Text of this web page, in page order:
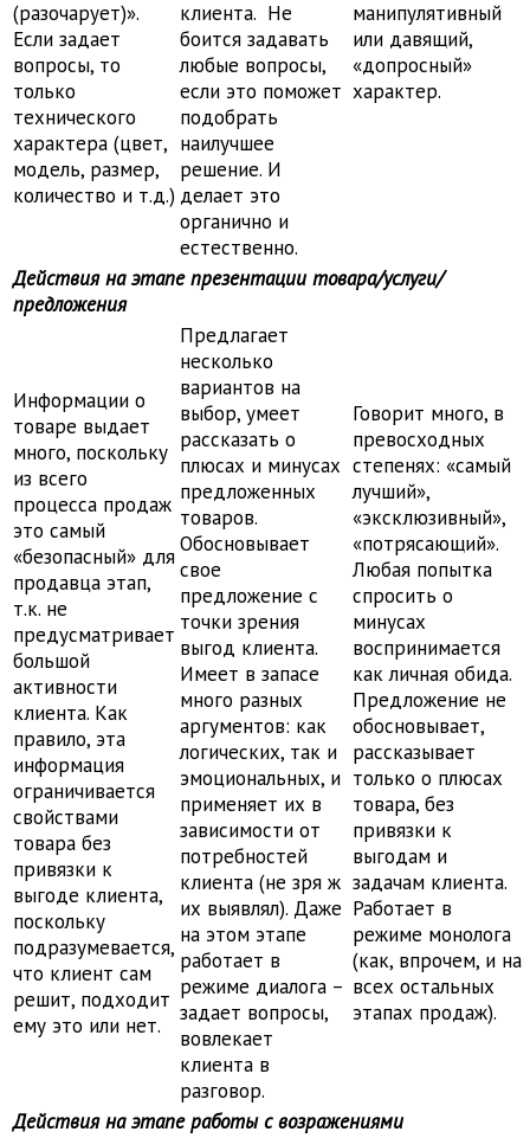
(разочарует)».
Если задает
вопросы, то
только
технического
характера (цвет,
модель, размер,
количество и т.д.)
клиента. Не
боится задавать
любые вопросы,
если это поможет
подобрать
наилучшее
решение. И
делает это
органично и
естественно.
манипулятивный
или давящий,
«допросный»
характер.
Действия на этапе презентации товара/услуги/
предложения
Информации о
товаре выдает
много, поскольку
из всего
процесса продаж
это самый
«безопасный» для
продавца этап,
т.к. не
предусматривает
большой
активности
клиента. Как
правило, эта
информация
ограничивается
свойствами
товара без
привязки к
выгоде клиента,
поскольку
подразумевается,
что клиент сам
решит, подходит
ему это или нет.
Предлагает
несколько
вариантов на
выбор, умеет
рассказать о
плюсах и минусах
предложенных
товаров.
Обосновывает
свое
предложение с
точки зрения
выгод клиента.
Имеет в запасе
много разных
аргументов: как
логических, так и
эмоциональных, и
применяет их в
зависимости от
потребностей
клиента (не зря ж
их выявлял). Даже
на этом этапе
работает в
режиме диалога –
задает вопросы,
вовлекает
клиента в
разговор.
Говорит много, в
превосходных
степенях: «самый
лучший»,
«эксклюзивный»,
«потрясающий».
Любая попытка
спросить о
минусах
воспринимается
как личная обида.
Предложение не
обосновывает,
рассказывает
только о плюсах
товара, без
привязки к
выгодам и
задачам клиента.
Работает в
режиме монолога
(как, впрочем, и на
всех остальных
этапах продаж).
Действия на этапе работы с возражениями